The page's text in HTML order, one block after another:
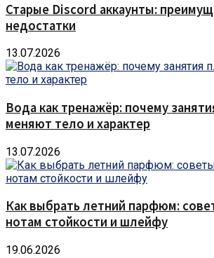
Старые Discord аккаунты:
недостатки
13.07.2026
Вода как тренажёр: почему
меняют тело и характер
13.07.2026
Как выбрать летний парфюм:
нотам стойкости и шлейфу
19.06.2026